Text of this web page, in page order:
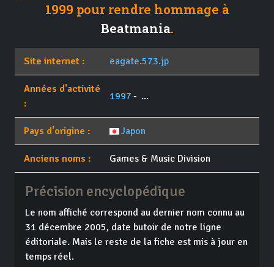
1999 pour rendre hommage à
Beatmania.
Site internet : eagate.573.jp
Années d'activité
:
1997 - ...
Pays d'origine : Japon
Anciens noms : Games & Music Division
Précision encyclopédique
Le nom affiché correspond au dernier nom connu au
31 décembre 2005, date butoir de notre ligne
éditoriale. Mais le reste de la fiche est mis à jour en
temps réel.